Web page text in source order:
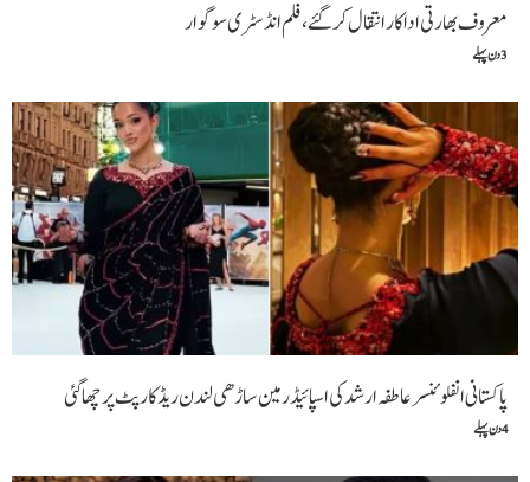
معروف بھارتی اداکار انتقال کر گئے، فلم انڈسٹری سوگوار
3 دن پہلے
پاکستانی انفلوئنسر عاطفہ ارشد کی اسپائیڈر مین ساڑھی لندن ریڈ کارپٹ پر چھا گئی
4 دن پہلے